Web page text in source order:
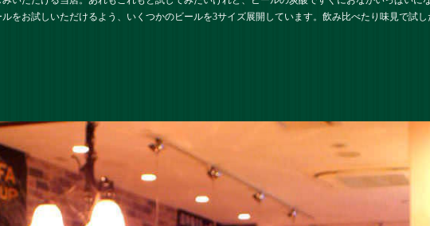
をお試しいただけるよう、いくつかのビールを3サイズ展開しています。飲み比べたり味見で試